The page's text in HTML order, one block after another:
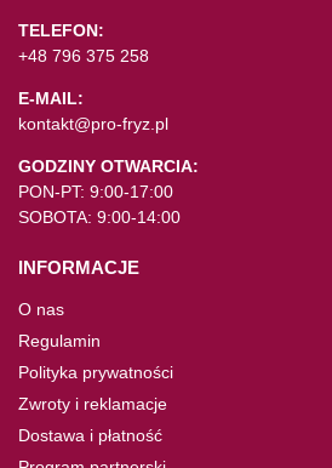
TELEFON:
+48 796 375 258
E-MAIL:
kontakt@pro-fryz.pl
GODZINY OTWARCIA:
PON-PT: 9:00-17:00
SOBOTA: 9:00-14:00
INFORMACJE
O nas
Regulamin
Polityka prywatności
Zwroty i reklamacje
Dostawa i płatność